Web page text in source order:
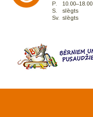
P.
10.00–18.00
S.
slēgts
Sv.
slēgts